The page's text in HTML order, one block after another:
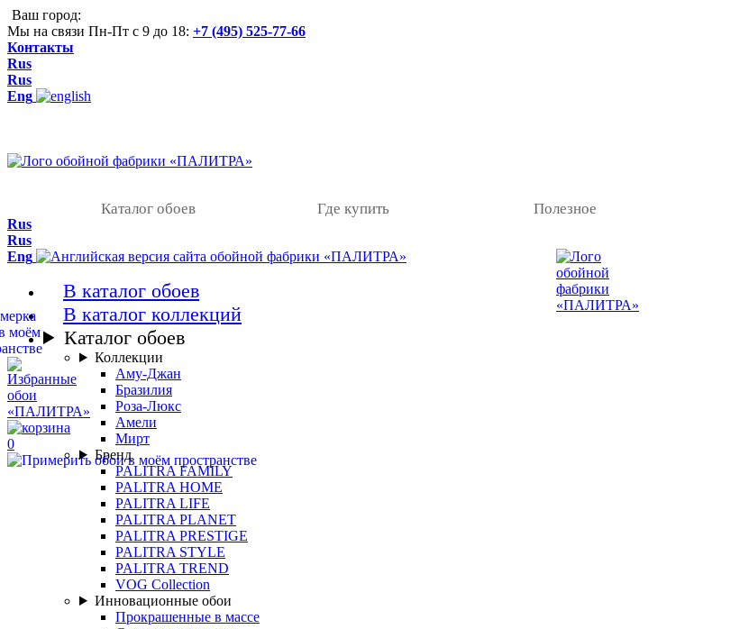
Ваш город:
Мы на связи Пн-Пт с 9 до 18: +7 (495) 525-77-66
Контакты
Rus
Rus
Eng
Каталог обоев Где купить Полезное
0
Rus
Rus
Eng
В каталог обоев
В каталог коллекций
Каталог обоев
Коллекции
Аму-Джан
Бразилия
Роза-Люкс
Амели
Мирт
Бренд
PALITRA FAMILY
PALITRA HOME
PALITRA LIFE
PALITRA PLANET
PALITRA PRESTIGE
PALITRA STYLE
PALITRA TREND
VOG Collection
Инновационные обои
Прокрашенные в массе